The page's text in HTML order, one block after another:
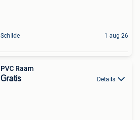
Schilde 1 aug 26
PVC Raam
Gratis Details